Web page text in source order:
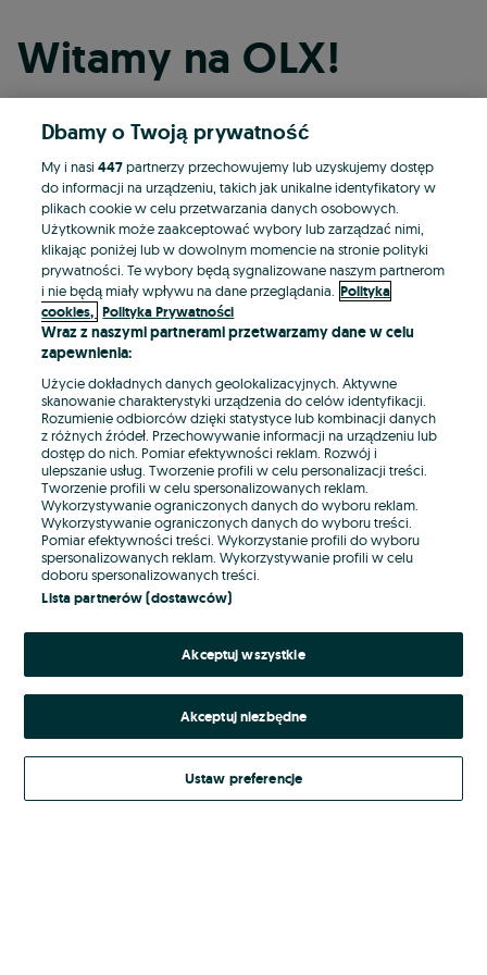
Witamy na OLX!
Kontynuuj przez Facebooka
Kontynuuj przez konto Apple
Kontynuuj przez konto Google
LUB
E-mail
Hasło
Nie pamiętasz hasła?
Zaloguj się
Kontynuując za pośrednictwem jednego z dostawców wskazanych powyżej,
Regulamin serwisuOLX.pl w jego aktualnym brzmieniu.
Dbamy o Twoją prywatność
My i nasi447partnerzy przechowujemy lub uzyskujemy dostęp
do informacji na urządzeniu, takich jak unikalne identyfikatory w
plikach cookie w celu przetwarzania danych osobowych.
Użytkownik może zaakceptować wybory lub zarządzać nimi,
klikając poniżej lub w dowolnym momencie na stronie polityki
prywatności. Te wybory będą sygnalizowane naszym partnerom
i nie będą miały wpływu na dane przeglądania. Polityka
cookies, Polityka Prywatności
Wraz z naszymi partnerami przetwarzamy dane w celu
zapewnienia:
Użycie dokładnych danych geolokalizacyjnych. Aktywne
skanowanie charakterystyki urządzenia do celów identyfikacji.
Rozumienie odbiorców dzięki statystyce lub kombinacji danych
z różnych źródeł. Przechowywanie informacji na urządzeniu lub
dostęp do nich. Pomiar efektywności reklam. Rozwój i
ulepszanie usług. Tworzenie profili w celu personalizacji treści.
Tworzenie profili w celu spersonalizowanych reklam.
Wykorzystywanie ograniczonych danych do wyboru reklam.
Wykorzystywanie ograniczonych danych do wyboru treści.
Pomiar efektywności treści. Wykorzystanie profili do wyboru
spersonalizowanych reklam. Wykorzystywanie profili w celu
doboru spersonalizowanych treści.
Lista partnerów (dostawców)
Akceptuj wszystkie
Akceptuj niezbędne
Ustaw preferencje